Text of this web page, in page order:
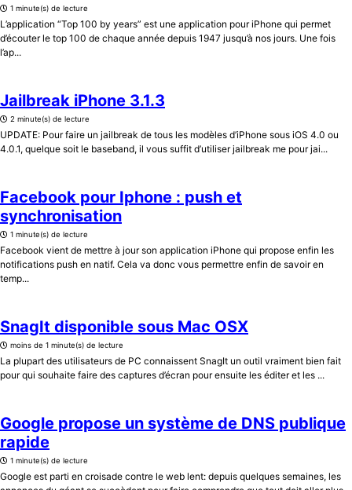
1 minute(s) de lecture
L’application “Top 100 by years” est une application pour iPhone qui permet
d’écouter le top 100 de chaque année depuis 1947 jusqu’à nos jours. Une fois
l’ap...
Jailbreak iPhone 3.1.3
2 minute(s) de lecture
UPDATE: Pour faire un jailbreak de tous les modèles d’iPhone sous iOS 4.0 ou
4.0.1, quelque soit le baseband, il vous suffit d’utiliser jailbreak me pour jai...
Facebook pour Iphone : push et
synchronisation
1 minute(s) de lecture
Facebook vient de mettre à jour son application iPhone qui propose enfin les
notifications push en natif. Cela va donc vous permettre enfin de savoir en
temp...
SnagIt disponible sous Mac OSX
moins de 1 minute(s) de lecture
La plupart des utilisateurs de PC connaissent SnagIt un outil vraiment bien fait
pour qui souhaite faire des captures d’écran pour ensuite les éditer et les ...
Google propose un système de DNS publique
rapide
1 minute(s) de lecture
Google est parti en croisade contre le web lent: depuis quelques semaines, les